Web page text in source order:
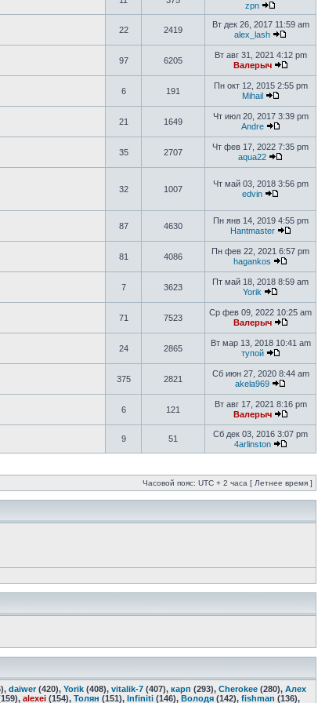
zpn
22 2419
Вт дек 26, 2017 11:59 am
alex_lash
97 6205
Вт авг 31, 2021 4:12 pm
Валерыч
6 191
Пн окт 12, 2015 2:55 pm
Mihail
21 1649
Чт июл 20, 2017 3:39 pm
Andre
35 2707
Чт фев 17, 2022 7:35 pm
aqua22
32 1007
Чт май 03, 2018 3:56 pm
edvin
87 4630
Пн янв 14, 2019 4:55 pm
Hantmaster
81 4086
Пн фев 22, 2021 6:57 pm
hagankos
7 3623
Пт май 18, 2018 8:59 am
Yorik
71 7523
Ср фев 09, 2022 10:25 am
Валерыч
24 2865
Вт мар 13, 2018 10:41 am
тупой
375 2821
Сб июн 27, 2020 8:44 am
akela969
6 121
Вт авг 17, 2021 8:16 pm
Валерыч
9 51
Сб дек 03, 2016 3:07 pm
4arlinston
Часовой пояс: UTC + 2 часа [ Летнее время ]
daiwer(420), Yorik (408), vitalik-7 (407), карп (293), Cherokee (280), Алех
alexei (154), Толян (151), Infiniti (146), Володя (142), fishman (136),